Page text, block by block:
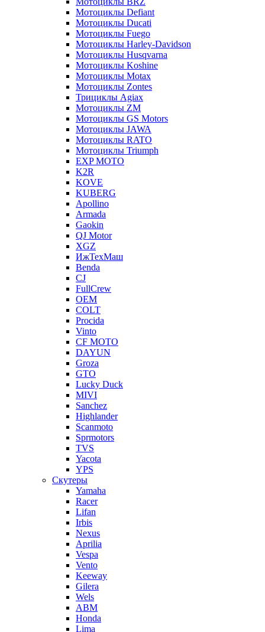
Мотоциклы Defiant
Мотоциклы Ducati
Мотоциклы Fuego
Мотоциклы Harley-Davidson
Мотоциклы Husqvarna
Мотоциклы Koshine
Мотоциклы Motax
Мотоциклы Zontes
Трициклы Agiax
Мотоциклы ZM
Мотоциклы GS Motors
Мотоциклы JAWA
Мотоциклы RATO
Мотоциклы Triumph
EXP MOTO
K2R
KOVE
KUBERG
Apollino
Armada
Gaokin
QJ Motor
XGZ
ИжТехМаш
Benda
CJ
FullCrew
OEM
COLT
Procida
Vinto
CF MOTO
DAYUN
Groza
GTO
Lucky Duck
MIVI
Sanchez
Highlander
Scanmoto
Sprmotors
TVS
Yacota
YPS
Скутеры
Yamaha
Racer
Lifan
Irbis
Nexus
Aprilia
Vespa
Vento
Keeway
Gilera
Wels
ABM
Honda
Lima